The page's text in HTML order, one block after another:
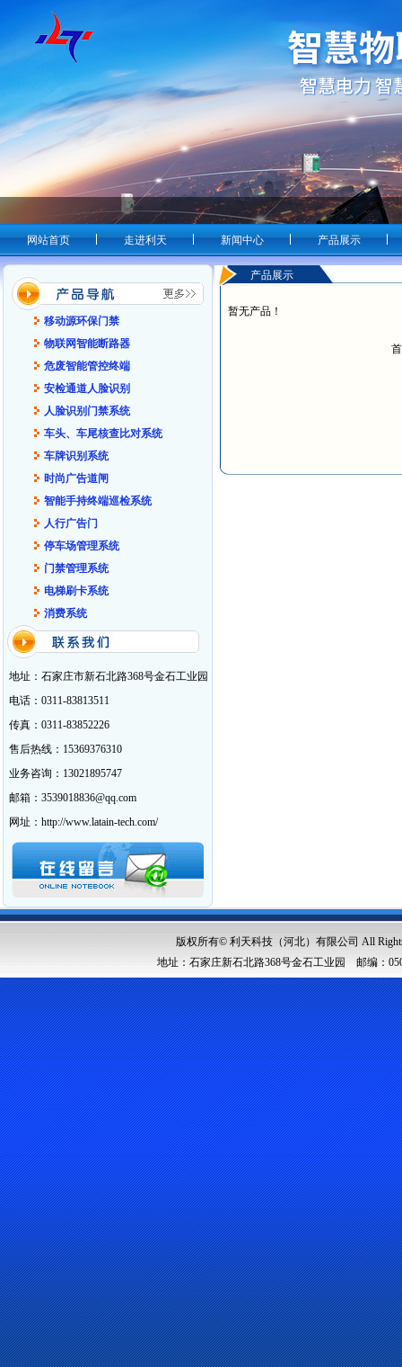
网站首页 走进利天 新闻中心 产品展示
移动源环保门禁
物联网智能断路器
危废智能管控终端
安检通道人脸识别
人脸识别门禁系统
车头、车尾核查比对系统
车牌识别系统
时尚广告道闸
智能手持终端巡检系统
人行广告门
停车场管理系统
门禁管理系统
电梯刷卡系统
消费系统
地址：石家庄市新石北路368号金石工业园
电话：0311-83813511
传真：0311-83852226
售后热线：15369376310
业务咨询：13021895747
邮箱：3539018836@qq.com
网址：http://www.latain-tech.com/
产品展示
暂无产品！
版权所有© 利天科技（河北）有限公司 All
地址：石家庄新石北路368号金石工业园 邮编：